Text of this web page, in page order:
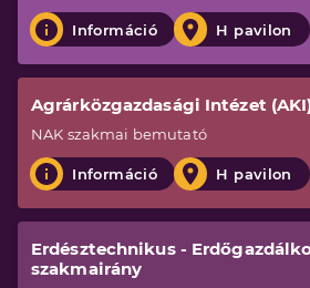
Információ H pavilon
Agrárközgazdasági Intézet
NAK szakmai bemutató
Információ H pavilon
Erdésztechnikus -
szakmairány